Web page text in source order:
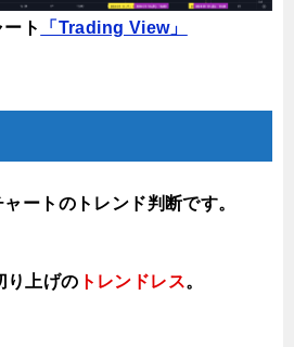
ト 「Trading View」
ートのトレンド判断です。
り上げの トレンドレス。